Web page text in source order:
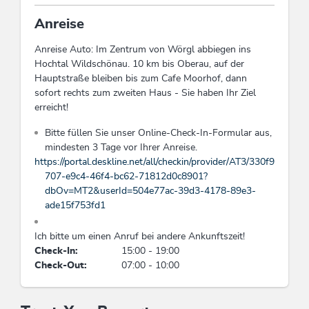
Links
Homepage
Konditionen
Alle Buchungen erfolgen gemäß den
„Allgemeinen Geschäftsbedingungen“ für die
Rauchen ist nicht gestattet.
Richtlinien für Schäden: Schäden, die während
Ihres Aufenthalts aufgrund Ihres Verhaltens
entstehen, werden Ihnen in Rechnung gestellt.
Anreise
Anreise Auto: Im Zentrum von Wörgl abbiegen ins
Hochtal Wildschönau. 10 km bis Oberau, auf der
Hauptstraße bleiben bis zum Cafe Moorhof, dann
sofort rechts zum zweiten Haus - Sie haben Ihr Ziel
erreicht!
Bitte füllen Sie unser Online-Check-In-Formular aus,
mindesten 3 Tage vor Ihrer Anreise.
https://portal.deskline.net/all/checkin/provider/AT3/330f9
707-e9c4-46f4-bc62-71812d0c8901?
dbOv=MT2&userId=504e77ac-39d3-4178-89e3-
ade15f753fd1
Ich bitte um einen Anruf bei andere Ankunftszeit!
Check-In:
15:00 - 19:00
Check-Out:
07:00 - 10:00